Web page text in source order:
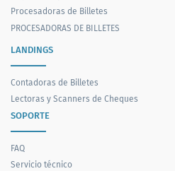
Procesadoras de Billetes
PROCESADORAS DE BILLETES
LANDINGS
Contadoras de Billetes
Lectoras y Scanners de Cheques
SOPORTE
FAQ
Servicio técnico